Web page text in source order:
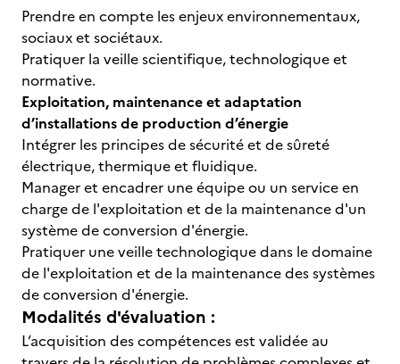
Prendre en compte les enjeux environnementaux,
sociaux et sociétaux.
Pratiquer la veille scientifique, technologique et
normative.
Exploitation, maintenance et adaptation
d’installations de production d’énergie
Intégrer les principes de sécurité et de sûreté
électrique, thermique et fluidique.
Manager et encadrer une équipe ou un service en
charge de l'exploitation et de la maintenance d'un
système de conversion d'énergie.
Pratiquer une veille technologique dans le domaine
de l'exploitation et de la maintenance des systèmes
de conversion d'énergie.
Modalités d'évaluation :
L’acquisition des compétences est validée au